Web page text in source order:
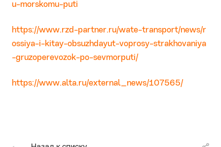
u-morskomu-puti
https://www.rzd-partner.ru/wate-transport/news/r
ossiya-i-kitay-obsuzhdayut-voprosy-strakhovaniya
-gruzoperevozok-po-sevmorputi/
https://www.alta.ru/external_news/107565/